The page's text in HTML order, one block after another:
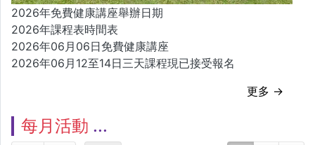
2026年免費健康講座舉辦日期
2026年課程表時間表
2026年06月06日免費健康講座
2026年06月12至14日三天課程現已接受報名
更多 →
每月活動